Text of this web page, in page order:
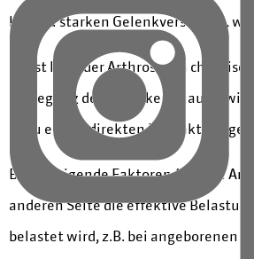
bzw. zu starken Gelenkverschleiß,
Meist liegt der Arthrose ein
Bewegung des Gelenkes erlaubt,
es zu einem direkten Kontakt der
Begünstigende Faktoren für eine
anderen Seite die effektive
belastet wird, z.B. bei angeborenen